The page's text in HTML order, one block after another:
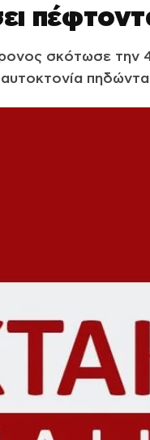
σκότωσε την
αυτοκτονία